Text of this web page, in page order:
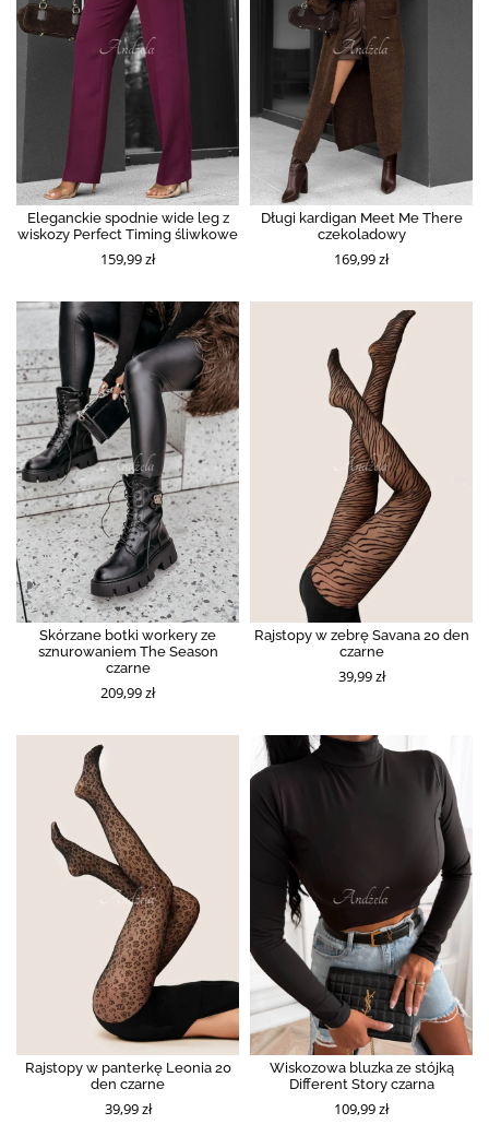
Eleganckie spodnie wide leg z
wiskozy Perfect Timing śliwkowe
159,99 zł
Długi kardigan Meet Me There
czekoladowy
169,99 zł
Skórzane botki workery ze
sznurowaniem The Season
czarne
209,99 zł
Rajstopy w zebrę Savana 20 den
czarne
39,99 zł
Rajstopy w panterkę Leonia 20
den czarne
39,99 zł
Wiskozowa bluzka ze stójką
Different Story czarna
109,99 zł